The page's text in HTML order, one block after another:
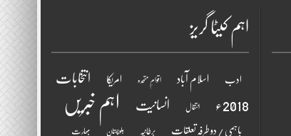
اہم کیٹا گریز
ادب اسلام آباد اقوامِ متحدہ امریکا انتخابات
2018ء انتقال انسانیت اہم خبریں
باہمی / دو طرفہ تعلقات برطانیہ بلوچستان بھارت